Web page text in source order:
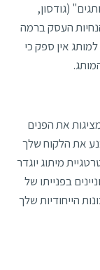
(גודסון,
העסק ברמה
אין ספק כי
את הפנים
את הלקוח שלך
מיתוג יוגדר
בפנייתו של
הייחודיות שלך